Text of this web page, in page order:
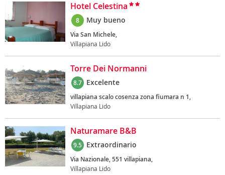
Hotel Celestina
8 Muy bueno
Via San Michele,
Villapiana Lido
Torre Dei Normanni
8.7 Excelente
villapiana scalo cosenza zona fiumara n 1,
Villapiana Lido
Naturamare B&B
9.5 Extraordinario
Via Nazionale, 551 villapiana,
Villapiana Lido